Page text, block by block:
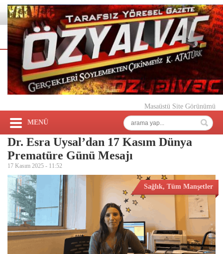
Masaüstü Site Görünümü
MENÜ
Dr. Esra Uysal’dan 17 Kasım Dünya
Prematüre Günü Mesajı
17 Kasım 2025 - 11:52
Sağlık, Tüm Manşetler